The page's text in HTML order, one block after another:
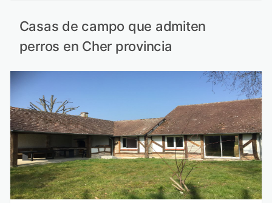
Casas de campo que admiten
perros en Cher provincia